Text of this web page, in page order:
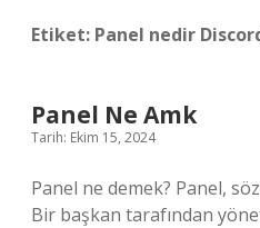
Etiket: Panel nedir
Panel Ne Amk
Tarih: Ekim 15, 2024
Panel ne demek? Panel,
Bir başkan tarafından